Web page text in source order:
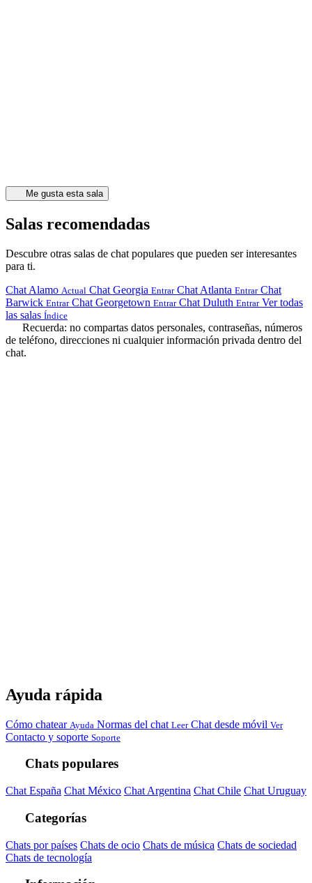
Me gusta esta sala
Salas recomendadas
Descubre otras salas de chat populares que pueden ser interesantes
para ti.
Chat Alamo Actual Chat Georgia Entrar Chat Atlanta Entrar Chat
Barwick Entrar Chat Georgetown Entrar Chat Duluth Entrar Ver todas
las salas Índice
Recuerda: no compartas datos personales, contraseñas, números
de teléfono, direcciones ni cualquier información privada dentro del
chat.
Ayuda rápida
Cómo chatear Ayuda Normas del chat Leer Chat desde móvil Ver
Contacto y soporte Soporte
Chats populares
Chat España Chat México Chat Argentina Chat Chile Chat Uruguay
Categorías
Chats por países Chats de ocio Chats de música Chats de sociedad
Chats de tecnología